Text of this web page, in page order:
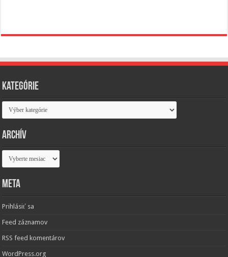
Kategórie
Kategórie
Archív
Archív
Meta
Prihlásiť sa
Feed záznamov
RSS feed komentárov
WordPress.org